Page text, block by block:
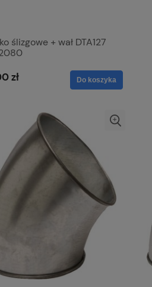
ślizgowe + wał DTA127
zł Do koszyka